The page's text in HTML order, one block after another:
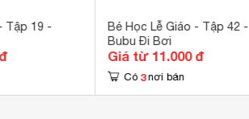
Tập 19 -
Bé Học Lễ Giáo - Tập 42 -
Bubu Đi Bơi
Giá từ 11.000 đ
Có 3 nơi bán